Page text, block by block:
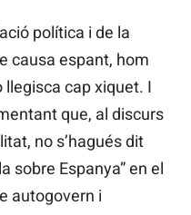
política i de la
causa espant, hom
llegisca cap xiquet. I
que, al discurs
no s’hagués dit
sobre Espanya” en el
autogovern i